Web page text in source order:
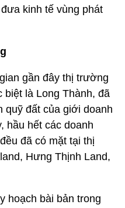
kinh tế vùng phát
gần đây thị trường
biệt là Long Thành, đã
quỹ đất của giới doanh
hầu hết các doanh
đã có mặt tại thị
Hưng Thịnh Land,
hoạch bài bản trong